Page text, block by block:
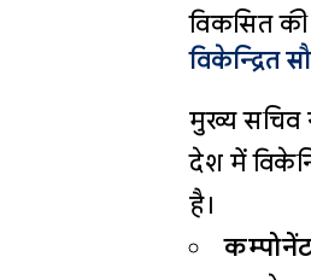
विकसित की
विकेन्द्रित
मुख्य सचिव
देश में
है।